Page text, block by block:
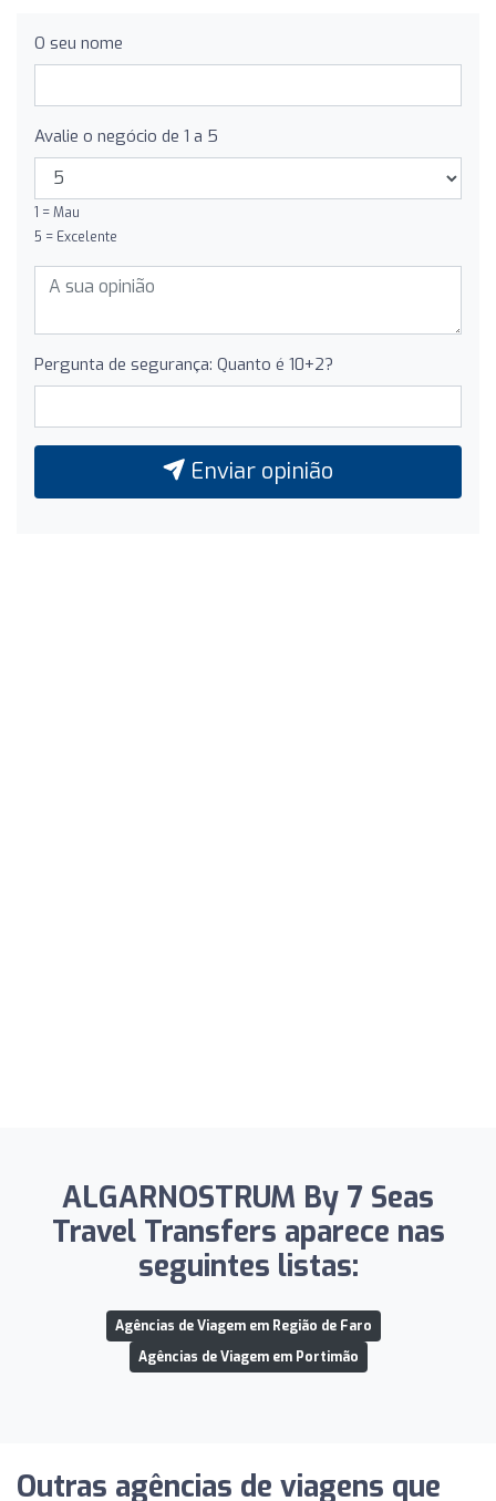
O seu nome
Avalie o negócio de 1 a 5
1 = Mau
5 = Excelente
Pergunta de segurança: Quanto é 10+2?
Enviar opinião
ALGARNOSTRUM By 7 Seas
Travel Transfers aparece nas
seguintes listas:
Agências de Viagem em Região de Faro
Agências de Viagem em Portimão
Outras agências de viagens que